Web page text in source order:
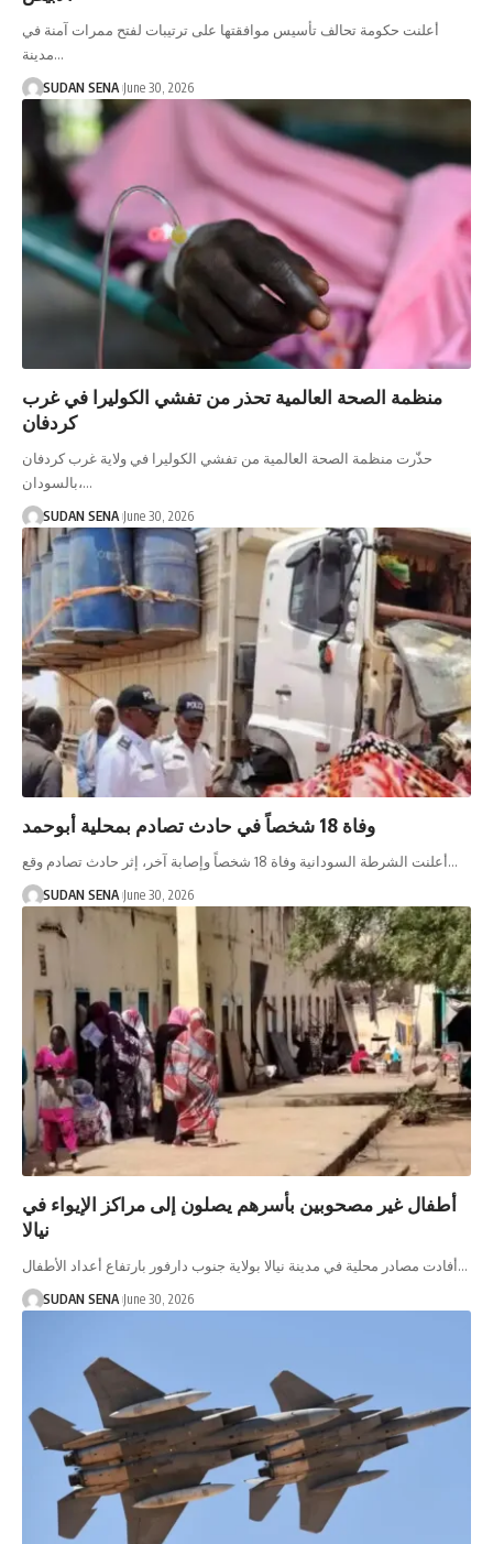
أعلنت حكومة تحالف تأسيس موافقتها على ترتيبات لفتح ممرات آمنة في
مدينة…
SUDAN SENA June 30, 2026
منظمة الصحة العالمية تحذر من تفشي الكوليرا في غرب
كردفان
حذّرت منظمة الصحة العالمية من تفشي الكوليرا في ولاية غرب كردفان
بالسودان،…
SUDAN SENA June 30, 2026
وفاة 18 شخصاً في حادث تصادم بمحلية أبوحمد
أعلنت الشرطة السودانية وفاة 18 شخصاً وإصابة آخر، إثر حادث تصادم وقع…
SUDAN SENA June 30, 2026
أطفال غير مصحوبين بأسرهم يصلون إلى مراكز الإيواء في
نيالا
أفادت مصادر محلية في مدينة نيالا بولاية جنوب دارفور بارتفاع أعداد الأطفال…
SUDAN SENA June 30, 2026